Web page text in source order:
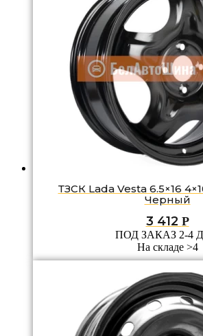
ТЗСК Lada Vesta 6.5×16
Черный
3 412 Р
ПОД ЗАКАЗ 2-4
На складе >4